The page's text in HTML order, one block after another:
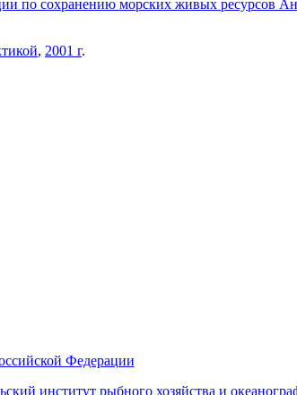
по сохранению морских живых ресурсов
, 2001 г.
Федерации
институт рыбного хозяйства и